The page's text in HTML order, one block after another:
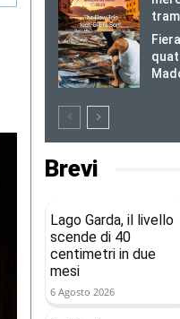
Brevi
Lago Garda, il livello
scende di 40
centimetri in due
mesi
6 Agosto 2026